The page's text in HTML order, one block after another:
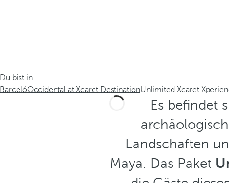
Du bist in
BarcelóOccidental at Xcaret DestinationUnlimited Xcaret
Es befindet
Landschaften
Maya. Das Paket